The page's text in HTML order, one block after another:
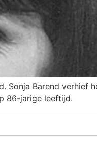
Sonja Barend verhief
86-jarige leeftijd.